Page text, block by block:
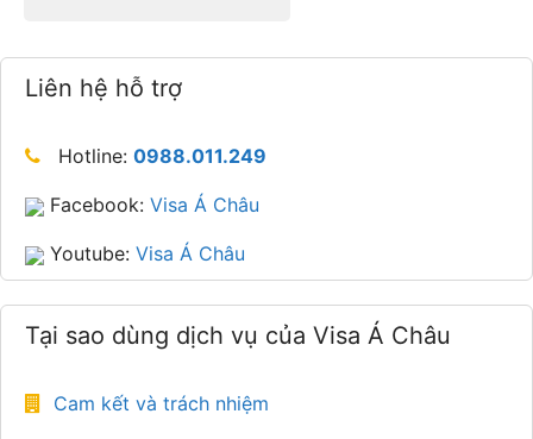
Liên hệ hỗ trợ
Hotline: 0988.011.249
Facebook: Visa Á Châu
Youtube: Visa Á Châu
Tại sao dùng dịch vụ của Visa Á Châu
Cam kết và trách nhiệm